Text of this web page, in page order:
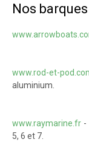
Nos
www.rod-et-
aluminium.
www.raymarine.fr -
5, 6 et 7.